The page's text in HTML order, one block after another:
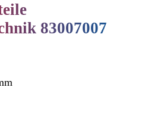
83007007